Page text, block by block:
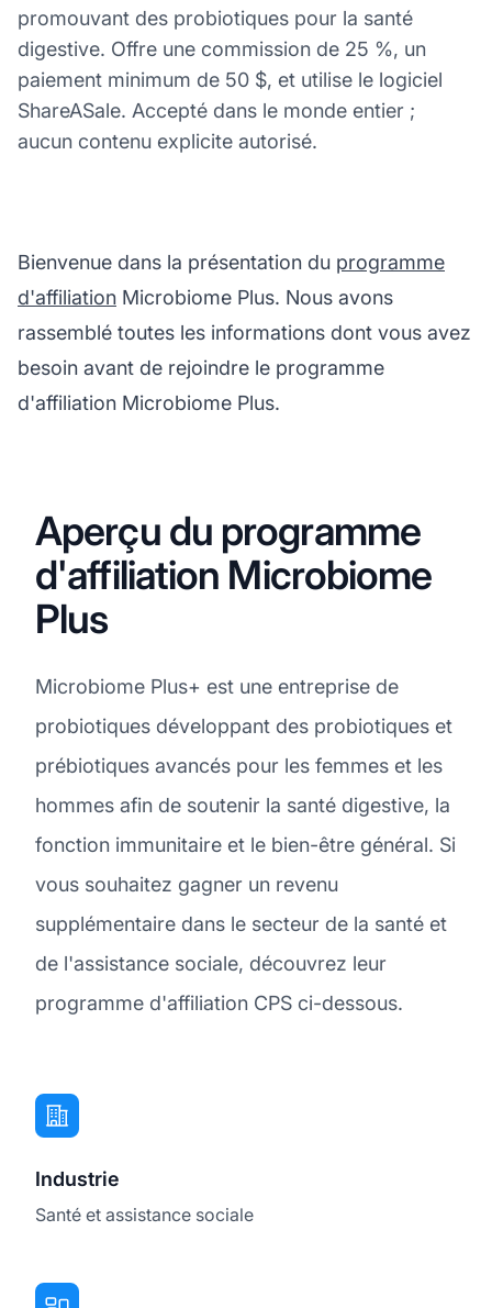
promouvant des probiotiques pour la santé
digestive. Offre une commission de 25 %, un
paiement minimum de 50 $, et utilise le logiciel
ShareASale. Accepté dans le monde entier ;
aucun contenu explicite autorisé.
Bienvenue dans la présentation du programme
d'affiliation Microbiome Plus. Nous avons
rassemblé toutes les informations dont vous avez
besoin avant de rejoindre le programme
d'affiliation Microbiome Plus.
Aperçu du programme
d'affiliation Microbiome
Plus
Microbiome Plus+ est une entreprise de
probiotiques développant des probiotiques et
prébiotiques avancés pour les femmes et les
hommes afin de soutenir la santé digestive, la
fonction immunitaire et le bien-être général. Si
vous souhaitez gagner un revenu
supplémentaire dans le secteur de la santé et
de l'assistance sociale, découvrez leur
programme d'affiliation CPS ci-dessous.
Industrie
Santé et assistance sociale